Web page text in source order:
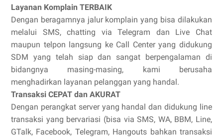
Layanan Komplain TERBAIK
Dengan beragamnya jalur komplain yang bisa dilakukan
melalui SMS, chatting via Telegram dan Live Chat
maupun telpon langsung ke Call Center yang didukung
SDM yang telah siap dan sangat berpengalaman di
bidangnya masing-masing, kami berusaha
menghadirkan layanan pelanggan yang handal.
Transaksi CEPAT dan AKURAT
Dengan perangkat server yang handal dan didukung line
transaksi yang bervariasi (bisa via SMS, WA, BBM, Line,
GTalk, Facebook, Telegram, Hangouts bahkan transaksi